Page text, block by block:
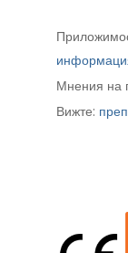
Мнения на
Вижте: